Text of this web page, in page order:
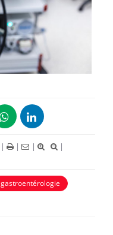
| | |
|
gastroentérologie